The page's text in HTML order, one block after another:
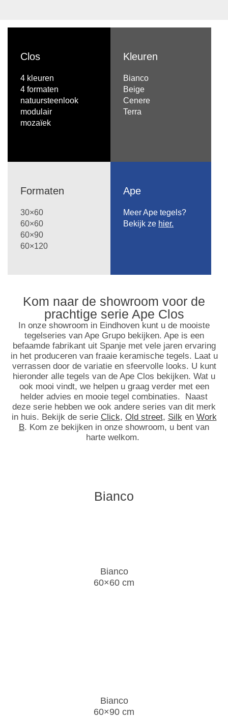
Clos
4 kleuren
4 formaten
natuursteenlook
modulair
mozaïek
Kleuren
Bianco
Beige
Cenere
Terra
Formaten
30×60
60×60
60×90
60×120
Ape
Meer Ape tegels?
Bekijk ze hier.
Kom naar de showroom voor de
prachtige serie Ape Clos
In onze showroom in Eindhoven kunt u de mooiste
tegelseries van Ape Grupo bekijken. Ape is een
befaamde fabrikant uit Spanje met vele jaren ervaring
in het produceren van fraaie keramische tegels. Laat u
verrassen door de variatie en sfeervolle looks. U kunt
hieronder alle tegels van de Ape Clos bekijken. Wat u
ook mooi vindt, we helpen u graag verder met een
helder advies en mooie tegel combinaties.
Naast
deze serie hebben we ook andere series van dit merk
in huis. Bekijk de serie Click, Old street, Silken Work
B. Kom ze bekijken in onze showroom, u bent van
harte welkom.
Bianco
Bianco
60×60 cm
Bianco
60×90 cm